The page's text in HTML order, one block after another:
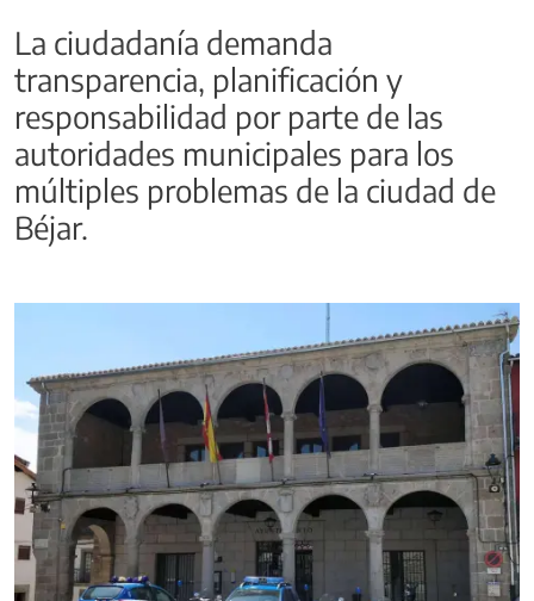
La ciudadanía demanda
transparencia, planificación y
responsabilidad por parte de las
autoridades municipales para los
múltiples problemas de la ciudad de
Béjar.